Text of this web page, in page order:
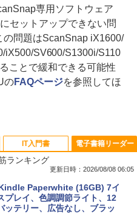
専用ソフトウェア
セットアップできない問
問題はScanSnap iX1600/
iX500/SV600/S1300i/S110
ことで緩和できる可能性
のFAQページを参照してほ
MacBook Neo A18 Proチッ
ンチノートブック：AIとAppl
、Liquid Retinaディスプ
トカード - 800 Robux 【限
ルアイテムを含む】 【オンラ
コード】 ロブロックス | オン
IT入門書
ポート公式テキスト 第４版
電子書籍リーダー
ランキング
更新日時：2026/08/08 06:05
Paperwhite (16GB) 7イ
プレイ、色調調節ライト、12
ッテリー、広告なし、ブラッ